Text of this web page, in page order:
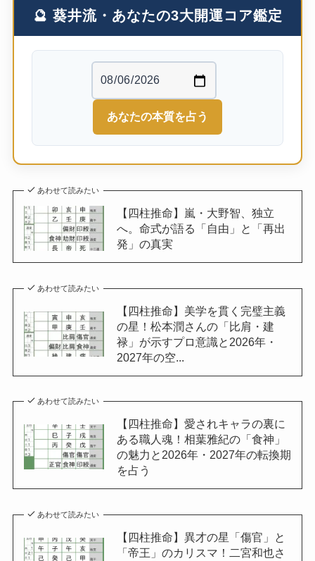
🔮 葵井流・あなたの3大開運コア鑑定
あなたの本質を占う
あわせて読みたい
【四柱推命】嵐・大野智、独立
へ。命式が語る「自由」と「再出
発」の真実
あわせて読みたい
【四柱推命】美学を貫く完璧主義
の星！松本潤さんの「比肩・建
禄」が示すプロ意識と2026年・
2027年の空...
あわせて読みたい
【四柱推命】愛されキャラの裏に
ある職人魂！相葉雅紀の「食神」
の魅力と2026年・2027年の転換期
を占う
あわせて読みたい
【四柱推命】異才の星「傷官」と
「帝王」のカリスマ！二宮和也さ